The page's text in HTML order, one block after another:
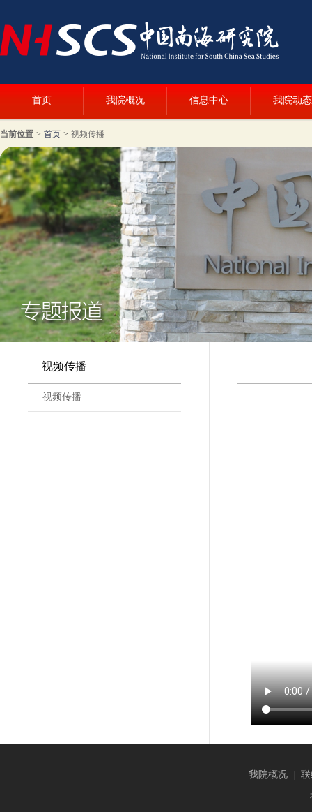
首页 我院概况 信息中心 我院动态
当前位置 > 首页 > 视频传播
视频传播
视频传播
我院概况